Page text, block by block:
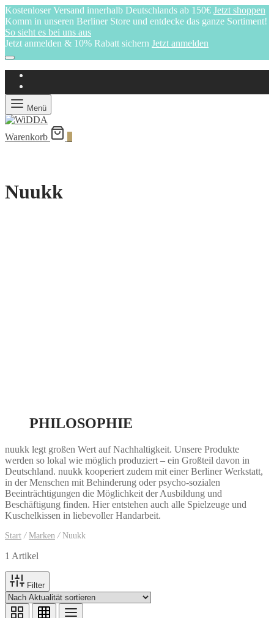
Kostenloser Versand innerhalb Deutschlands ab 150€ Jetzt shoppen
Komm in unseren Berliner Store und entdecke das ganze Sortiment!
So sieht es bei uns aus
Jetzt anmelden & 10% Rabatt sichern Jetzt anmelden
Menü
Warenkorb
Nuukk
PHILOSOPHIE
nuukk legt großen Wert auf Nachhaltigkeit. Unsere Produkte
werden so lokal wie möglich produziert – ein Großteil davon in
Deutschland. nuukk kooperiert zudem mit einer Berliner Werkstatt,
in der Menschen mit Behinderung oder psycho-sozialen
Beeinträchtigungen die Möglichkeit der Ausbildung und
Beschäftigung finden. Hier entstehen auch alle Spielzeuge und
Kuschelkissen in liebevoller Handarbeit.
Start / Marken /Nuukk
1 Artikel
Filter